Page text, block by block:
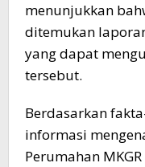
menunjukkan
ditemukan
yang dapat
tersebut.
Berdasarkan
informasi
Perumahan